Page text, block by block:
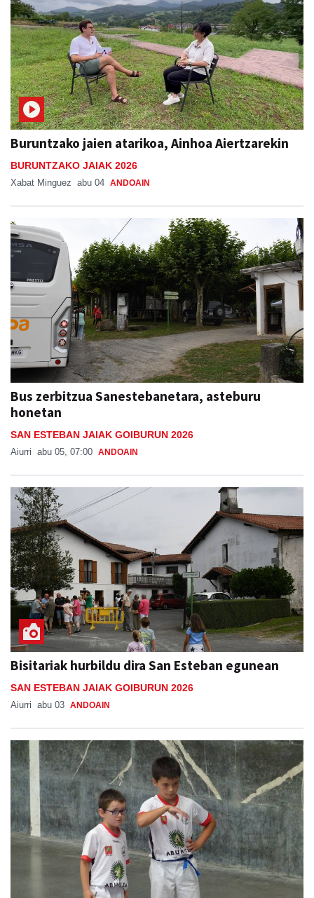
Buruntzako jaien atarikoa, Ainhoa Aiertzarekin
BURUNTZAKO JAIAK 2026
Xabat Minguez abu 04 ANDOAIN
Bus zerbitzua Sanestebanetara, asteburu
honetan
SAN ESTEBAN JAIAK GOIBURUN 2026
Aiurri abu 05, 07:00 ANDOAIN
Bisitariak hurbildu dira San Esteban egunean
SAN ESTEBAN JAIAK GOIBURUN 2026
Aiurri abu 03 ANDOAIN